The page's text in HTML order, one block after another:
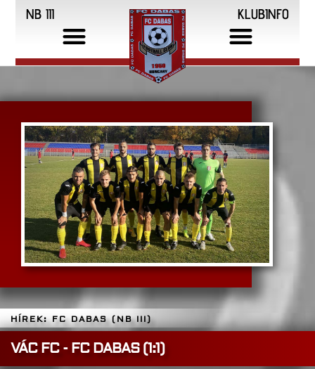
NB III KLUBINFO
HÍREK: FC DABAS (NB III)
VÁC FC - FC DABAS (1:1)